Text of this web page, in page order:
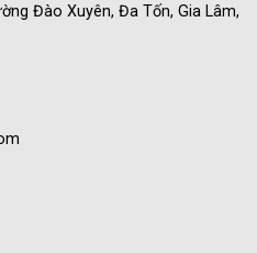
Đào Xuyên, Đa Tốn, Gia Lâm,